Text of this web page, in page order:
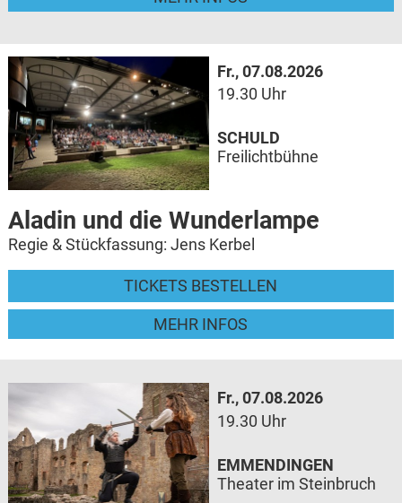
Fr., 07.08.2026
19.30 Uhr
Aladin und die Wunderlampe
Regie & Stückfassung: Jens Kerbel
TICKETS BESTELLEN
MEHR INFOS
SCHULD
Freilichtbühne
Fr., 07.08.2026
19.30 Uhr
EMMENDINGEN
Theater im Steinbruch